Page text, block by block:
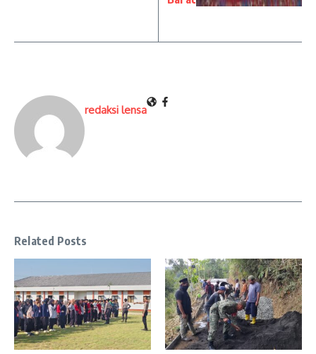
redaksi lensa
Related Posts